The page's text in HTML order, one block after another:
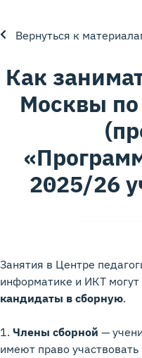
Вернуться к
Как
Москвы
2025/26
Занятия в Центре
информатике и ИКТ
кандидаты в сборную.
1. Члены сборной —
имеют право